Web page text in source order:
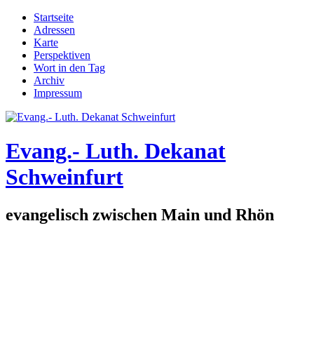
Direkt zum Inhalt
Hauptmenü
Startseite
Adressen
Karte
Perspektiven
Wort in den Tag
Archiv
Impressum
Evang.- Luth. Dekanat
Schweinfurt
evangelisch zwischen Main und Rhön